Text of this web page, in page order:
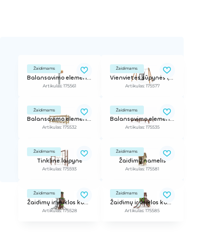
Žaidimams
Balansavimo elementas
Artikulas: 175561
Žaidimams
Vienvietės sūpynės (su sėdyne)
Artikulas: 175577
Žaidimams
Balansavimo elementas
Artikulas: 175532
Žaidimams
Balansavimo elementas
Artikulas: 175535
Žaidimams
Tinklinė laipynė
Artikulas: 175593
Žaidimams
Žaidimų namelis
Artikulas: 175581
Žaidimams
Žaidimų ir veiklos kompleksas
Artikulas: 175528
Žaidimams
Žaidimų ir veiklos kompleksas
Artikulas: 175585